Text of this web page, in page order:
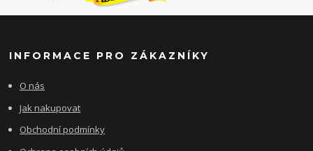
INFORMACE PRO ZÁKAZNÍKY
O nás
Jak nakupovat
Obchodní podmínky